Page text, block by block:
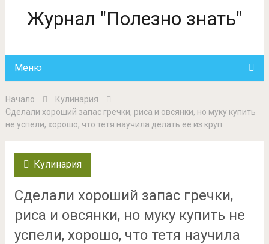
Журнал "Полезно знать"
Меню
Начало
Кулинария
Сделали хороший запас гречки, риса и овсянки, но муку купить
не успели, хорошо, что тетя научила делать ее из круп
Кулинария
Сделали хороший запас гречки,
риса и овсянки, но муку купить не
успели, хорошо, что тетя научила